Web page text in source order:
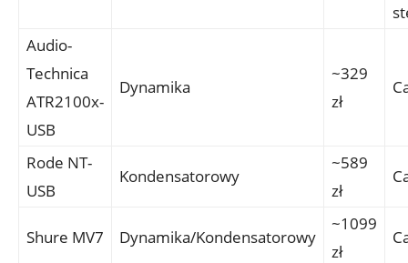
Audio-
Technica
ATR2100x-
USB
Dynamika
~329
zł
Rode NT-
USB
Kondensatorowy
~589
zł
Shure MV7 Dynamika/Kondensatorowy
~1099
zł